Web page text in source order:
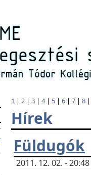
1 | 2 | 3 | 4| 5 | 6 | 7 | 8
Hírek
Füldugók
2011. 12. 02. -